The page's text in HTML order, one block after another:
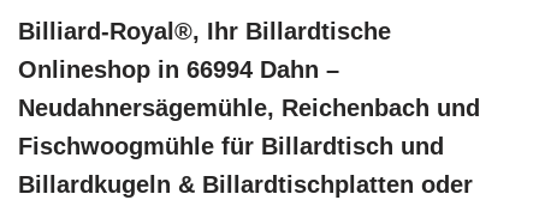
Billiard-Royal®, Ihr Billardtische
Onlineshop in 66994 Dahn –
Neudahnersägemühle, Reichenbach und
Fischwoogmühle für Billardtisch und
Billardkugeln & Billardtischplatten oder